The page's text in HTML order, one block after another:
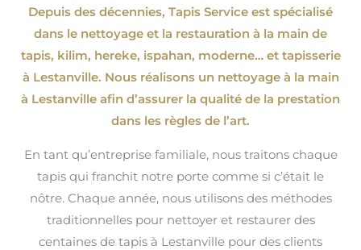
Depuis des décennies, Tapis Service est spécialisé
dans le nettoyage et la restauration à la main de
tapis, kilim, hereke, ispahan, moderne…et tapisserie
à Lestanville. Nous réalisons un nettoyage à la main
à Lestanville afin d’assurer la qualité de la prestation
dans les règles de l’art.
En tant qu’entreprise familiale, nous traitons chaque
tapis qui franchit notre porte comme si c’était le
nôtre. Chaque année, nous utilisons des méthodes
traditionnelles pour nettoyer et restaurer des
centaines de tapis à Lestanville pour des clients